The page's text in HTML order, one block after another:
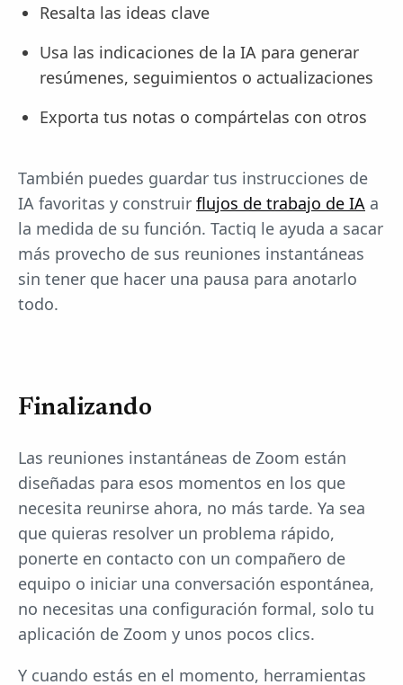
Resalta las ideas clave
Usa las indicaciones de la IA para generar
resúmenes, seguimientos o actualizaciones
Exporta tus notas o compártelas con otros
También puedes guardar tus instrucciones de
IA favoritas y construir flujos de trabajo de IA a
la medida de su función. Tactiq le ayuda a sacar
más provecho de sus reuniones instantáneas
sin tener que hacer una pausa para anotarlo
todo.
Finalizando
Las reuniones instantáneas de Zoom están
diseñadas para esos momentos en los que
necesita reunirse ahora, no más tarde. Ya sea
que quieras resolver un problema rápido,
ponerte en contacto con un compañero de
equipo o iniciar una conversación espontánea,
no necesitas una configuración formal, solo tu
aplicación de Zoom y unos pocos clics.
Y cuando estás en el momento, herramientas